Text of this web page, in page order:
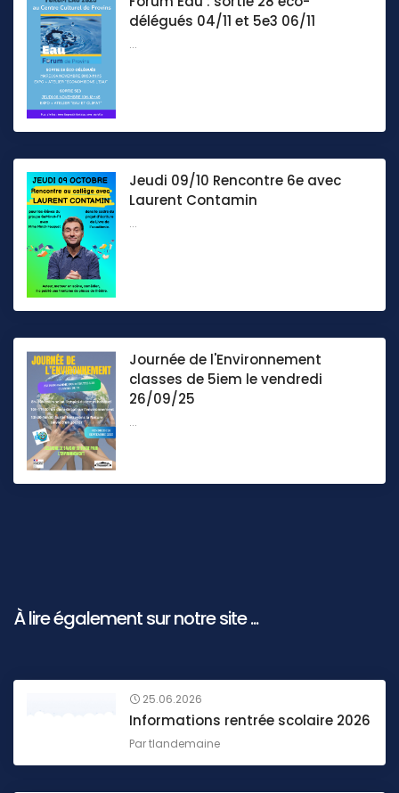
délégués 04/11 et 5e3 06/11
...
Jeudi 09/10 Rencontre 6e avec
Laurent Contamin
...
Journée de l'Environnement
classes de 5iem le vendredi
26/09/25
...
À lire également sur notre site ...
25.06.2026
Informations rentrée scolaire 2026
Partlandemaine